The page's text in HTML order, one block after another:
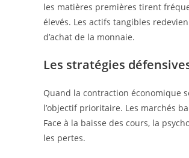
les matières premières tirent
élevés. Les actifs tangibles
d’achat de la monnaie.
Les stratégies
Quand la contraction économique
l’objectif prioritaire. Les marchés
Face à la baisse des cours, la
les pertes.